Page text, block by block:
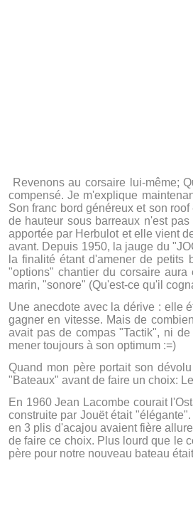
Revenons au corsaire lui-même;
compensé. Je m'explique
Son franc bord généreux et son
de hauteur sous barreaux n'est
apportée par Herbulot et elle vient
avant. Depuis 1950, la jauge du
la finalité étant d'amener de
"options" chantier du corsaire
marin, "sonore" (Qu'est-ce qu'il
Une anecdote avec la dérive : elle
gagner en vitesse. Mais de
avait pas de compas "Tactik", ni
mener toujours à son optimum :=)
Quand mon père portait son
"Bateaux" avant de faire un choix:
En 1960 Jean Lacombe courait
construite par Jouët était
en 3 plis d'acajou avaient fière
de faire ce choix. Plus lourd que le
père pour notre nouveau bateau